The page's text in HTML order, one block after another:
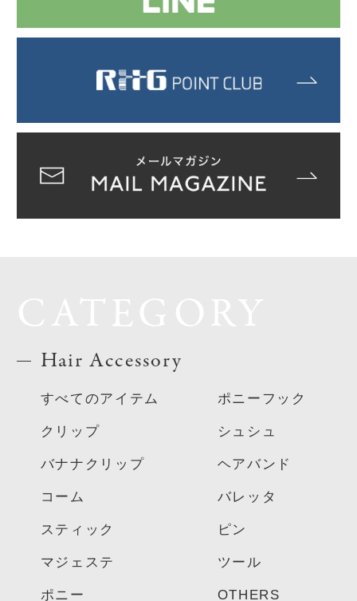
Hair Accessory
すべてのアイテム
クリップ
バナナクリップ
コーム
スティック
マジェステ
ポニー
ポニーフック
シュシュ
ヘアバンド
バレッタ
ピン
ツール
OTHERS